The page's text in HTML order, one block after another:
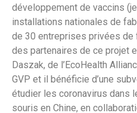
développement de vaccins
installations nationales de
de 30 entreprises privées de
des partenaires de ce projet
Daszak, de l’EcoHealth
GVP et il bénéficie d’une
étudier les coronavirus dans
souris en Chine, en